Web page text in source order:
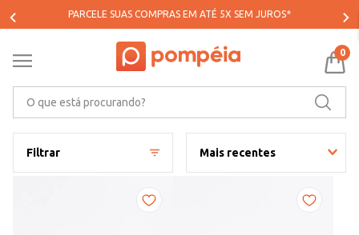
PARCELE SUAS COMPRAS EM ATÉ 5X SEM JUROS*
0
Filtrar Mais recentes